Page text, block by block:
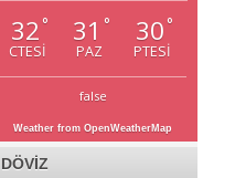
32 °
CTESI
31 °
PAZ
30 °
PTESI
false
Weather from OpenWeatherMap
DÖVİZ